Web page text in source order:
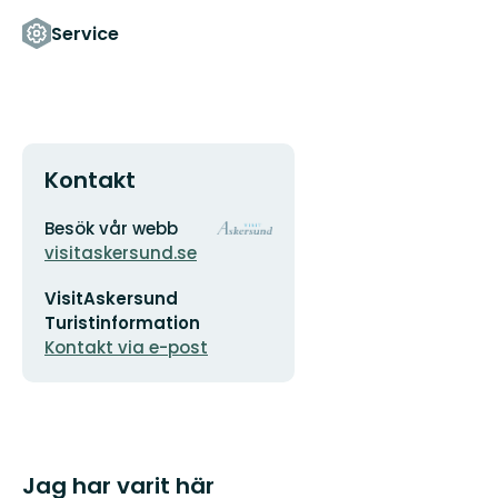
Service
Kontakt
Adress
Besök vår webb
visitaskersund.se
postadress
VisitAskersund
Turistinformation
Kontakt via e-post
Organisationens
Jag har varit här